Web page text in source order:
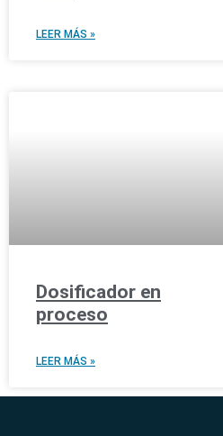
LEER MÁS »
Dosificador en
proceso
LEER MÁS »